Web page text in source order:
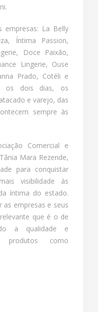
empresas: La Belly
Íntima Passion,
Doce Paixão,
Lingerie, Ouse
Prado, Cotéli e
os dois dias, os
e varejo, das
sempre às
Comercial e
Mara Rezende,
para conquistar
visibilidade às
íntima do estado.
as empresas e seus
que é o de
a qualidade e
produtos como